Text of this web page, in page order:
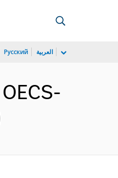
Русский العربية